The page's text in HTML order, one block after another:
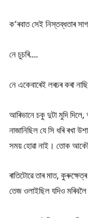
ক’ৰবাত সেই নিস্তব্ধতাৰ
নে চুচৰি....
নে একেবাৰেই লৰচৰ কৰা
আৰিভানে চকু দুটা মুদি দিলে,
নাজানিছিল যে সি ধৰি ৰখা
সময় হোৱা নাই। তোক আকৌ
ৰাতিটোৱে তাৰ মাত,
তেজ ওলাইছিল যদিও